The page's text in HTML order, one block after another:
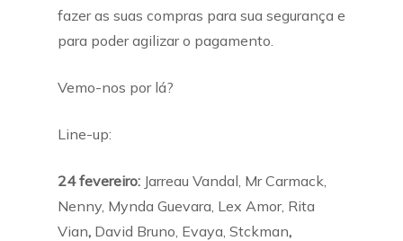
fazer as suas compras para sua segurança e
para poder agilizar o pagamento.
Vemo-nos por lá?
Line-up:
24 fevereiro: Jarreau Vandal, Mr Carmack,
Nenny, Mynda Guevara, Lex Amor, Rita
Vian, David Bruno, Evaya, Stckman,